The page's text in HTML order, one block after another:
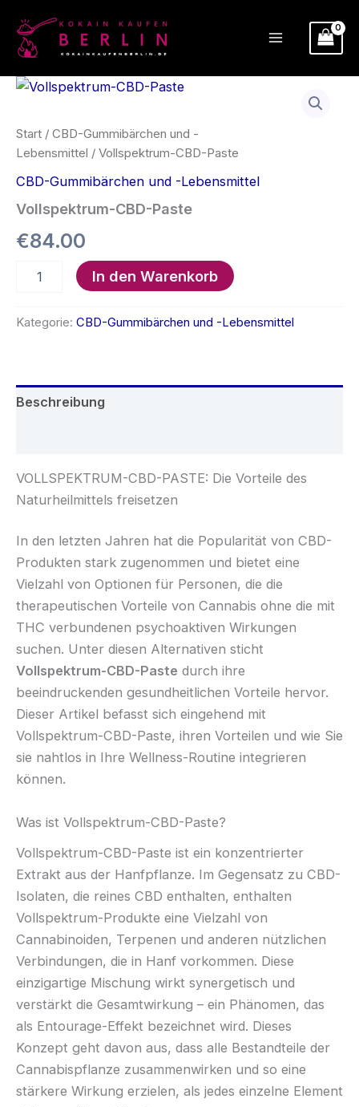
Inhalt
springen
Start / CBD-Gummibärchen und -
Lebensmittel / Vollspektrum-CBD-Paste
CBD-Gummibärchen und -Lebensmittel
Vollspektrum-CBD-Paste
€84.00
Vollspektrum-
CBD-
Menge
In den Warenkorb
Kategorie: CBD-Gummibärchen und -Lebensmittel
Beschreibung
VOLLSPEKTRUM-CBD-PASTE: Die Vorteile des
Naturheilmittels freisetzen
In den letzten Jahren hat die Popularität von CBD-
Produkten stark zugenommen und bietet eine
Vielzahl von Optionen für Personen, die die
therapeutischen Vorteile von Cannabis ohne die mit
THC verbundenen psychoaktiven Wirkungen
suchen. Unter diesen Alternativen sticht
Vollspektrum-CBD-Paste durch ihre
beeindruckenden gesundheitlichen Vorteile hervor.
Dieser Artikel befasst sich eingehend mit
Vollspektrum-CBD-Paste, ihren Vorteilen und wie Sie
sie nahtlos in Ihre Wellness-Routine integrieren
können.
Was ist Vollspektrum-CBD-Paste?
Vollspektrum-CBD-Paste ist ein konzentrierter
Extrakt aus der Hanfpflanze. Im Gegensatz zu CBD-
Isolaten, die reines CBD enthalten, enthalten
Vollspektrum-Produkte eine Vielzahl von
Cannabinoiden, Terpenen und anderen nützlichen
Verbindungen, die in Hanf vorkommen. Diese
einzigartige Mischung wirkt synergetisch und
verstärkt die Gesamtwirkung – ein Phänomen, das
als Entourage-Effekt bezeichnet wird. Dieses
Konzept geht davon aus, dass alle Bestandteile der
Cannabispflanze zusammenwirken und so eine
stärkere Wirkung erzielen, als jedes einzelne Element